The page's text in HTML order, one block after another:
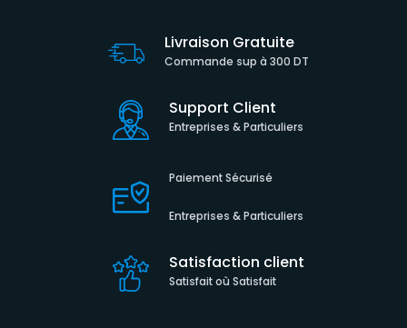
Livraison Gratuite
Commande sup à 300 DT
Support Client
Entreprises & Particuliers
Paiement Sécurisé
Entreprises & Particuliers
Satisfaction client
Satisfait où Satisfait